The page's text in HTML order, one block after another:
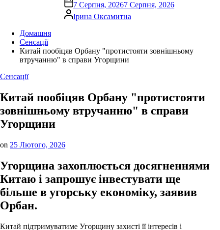
7 Серпня, 20267 Серпня, 2026
Опубліковано
Ірина Оксамитна
Домашня
Сенсації
Китай пообіцяв Орбану "протистояти зовнішньому
втручанню" в справи Угорщини
Опублікувати
Сенсації
Китай пообіцяв Орбану "протистояти
зовнішньому втручанню" в справи
Угорщини
on 25 Лютого, 2026
Угорщина захоплюється досягненнями
Китаю і запрошує інвестувати ще
більше в угорську економіку, заявив
Орбан.
Китай підтримуватиме Угорщину захисті її інтересів і